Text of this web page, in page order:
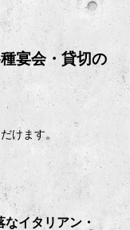
宴会・貸切の
けます。
なイタリアン・